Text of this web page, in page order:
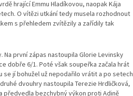
hrající Emmu Hladíkovou, naopak Kája
O vítězi utkání tedy musela rozhodnout
s přehledem zvítězily a zařídily tak
Na první zápas nastoupila Glorie Levinsky
dobře 6/1. Poté však soupeřka začala hrát
se jí bohužel už nepodařilo vrátit a po setech
dvouhry nastoupila Terezie Hrdličková,
předvedla bezchybný výkon proti Adině